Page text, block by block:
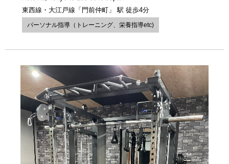
東西線・大江戸線「門前仲町」 駅 徒歩4分
パーソナル指導（トレーニング、栄養指導etc)